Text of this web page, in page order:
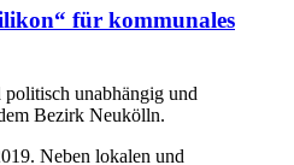
für kommunales
unabhängig und
Bezirk Neukölln.
Neben lokalen und